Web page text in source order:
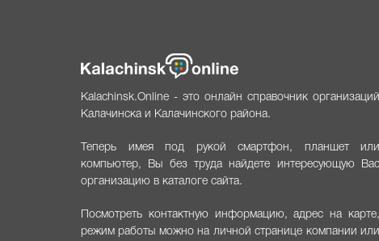
Kalachinsk.Online - это онлайн справочник организаций
Калачинска и Калачинского района.
Теперь имея под рукой смартфон, планшет или
компьютер, Вы без труда найдете интересующую Вас
организацию в каталоге сайта.
Посмотреть контактную информацию, адрес на карте,
режим работы можно на личной странице компании или